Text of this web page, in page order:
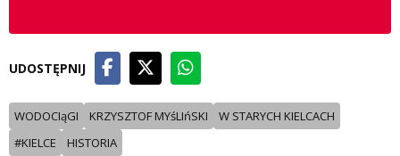
UDOSTĘPNIJ
WODOCIąGI KRZYSZTOF MYśLIńSKI
W STARYCH KIELCACH
#KIELCE
HISTORIA